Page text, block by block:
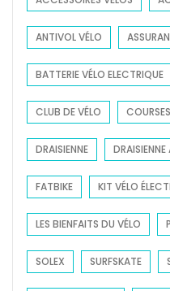
r
:
ANTIVOL VÉLO
BATTERIE VÉLO ELECTRIQUE
CLUB DE VÉLO
DRAISIENNE DRAISIENNE
FATBIKE KIT VÉLO
LES BIENFAITS DU VÉLO
SOLEX SURFSKATE